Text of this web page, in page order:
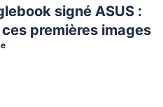
signé ASUS :
premières images